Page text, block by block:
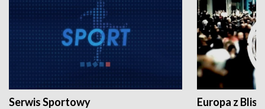
Serwis Sportowy Europa z